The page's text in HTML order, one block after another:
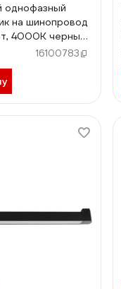
однофазный
на шинопровод
4000К черный
16100783